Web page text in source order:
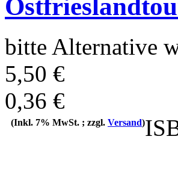
bitte Alternative
5,50 €
0,36 €
(Inkl. 7% MwSt. ; zzgl. Versand)